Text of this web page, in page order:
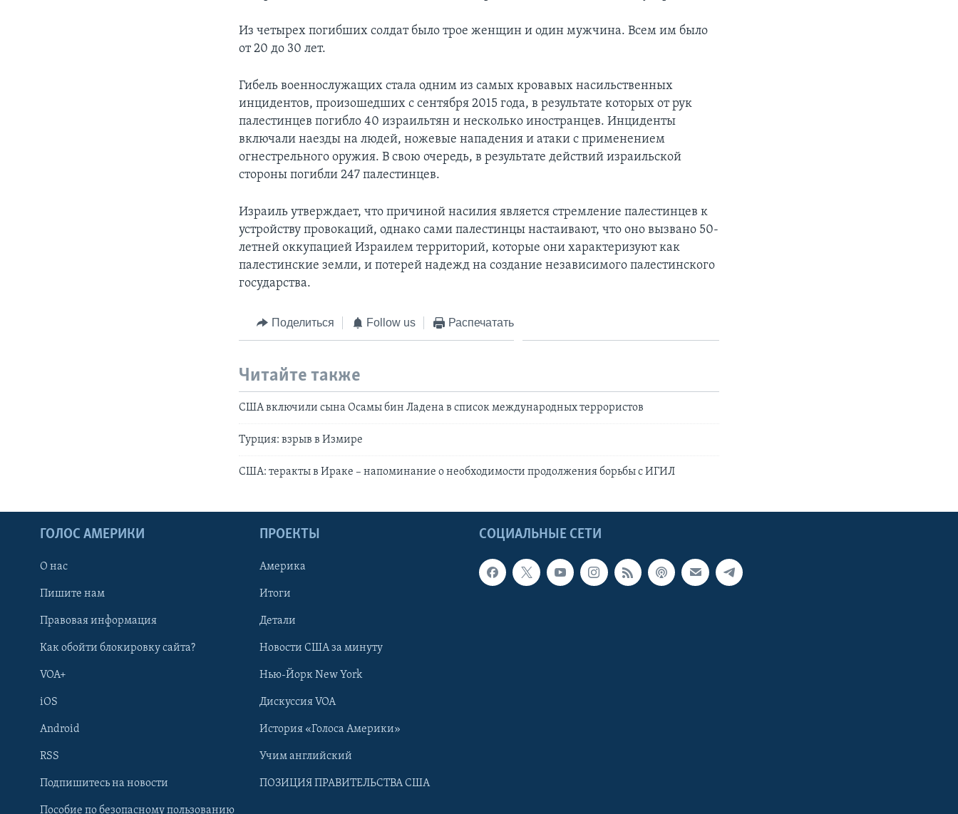
Learning English
Из четырех погибших солдат было трое женщин и один мужчина. Всем им было
от 20 до 30 лет.
Гибель военнослужащих стала одним из самых кровавых насильственных
инцидентов, произошедших с сентября 2015 года, в результате которых от рук
палестинцев погибло 40 израильтян и несколько иностранцев. Инциденты
включали наезды на людей, ножевые нападения и атаки с применением
огнестрельного оружия. В свою очередь, в результате действий израильской
стороны погибли 247 палестинцев.
Израиль утверждает, что причиной насилия является стремление палестинцев к
устройству провокаций, однако сами палестинцы настаивают, что оно вызвано 50-
летней оккупацией Израилем территорий, которые они характеризуют как
палестинские земли, и потерей надежд на создание независимого палестинского
государства.
Поделиться Follow us Распечатать
Читайте также
США включили сына Осамы бин Ладена в список международных террористов
Турция: взрыв в Измире
США: теракты в Ираке – напоминание о необходимости продолжения борьбы с ИГИЛ
СОЦИАЛЬНЫЕ СЕТИ
ГОЛОС АМЕРИКИ
О нас
Пишите нам
Правовая информация
Как обойти блокировку сайта?
VOA+
iOS
Android
RSS
Подпишитесь на новости
Пособие по безопасному пользованию
ПРОЕКТЫ
Америка
Итоги
Детали
Новости США за минуту
Нью-Йорк New York
Дискуссия VOA
История «Голоса Америки»
Учим английский
ПОЗИЦИЯ ПРАВИТЕЛЬСТВА США